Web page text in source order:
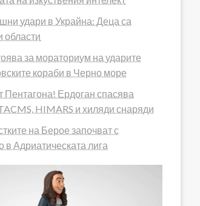
удари в Украйна: Деца са
области
за мораториум на ударите
кораби в Черно море
Пентагона! Ердоган спасява
HIMARS и хиляди снаряди
на Берое започват с
в Адриатическата лига